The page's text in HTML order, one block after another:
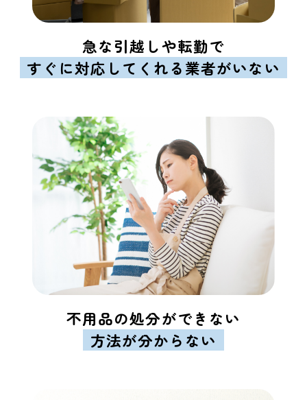
急な引越しや転勤で
すぐに対応してくれる業者がいない
不用品の処分ができない
方法が分からない